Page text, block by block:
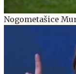
Nogometašice